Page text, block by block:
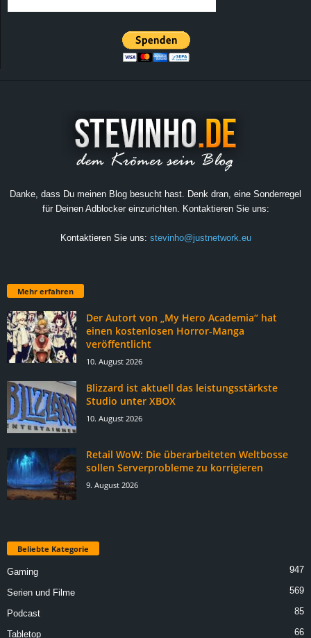
Danke, dass Du meinen Blog besucht hast. Denk dran, eine Sonderregel
für Deinen Adblocker einzurichten. Kontaktieren Sie uns:
Kontaktieren Sie uns: stevinho@justnetwork.eu
Mehr erfahren
Der Autort von „My Hero Academia“ hat
einen kostenlosen Horror-Manga
veröffentlicht
10. August 2026
Blizzard ist aktuell das leistungsstärkste
Studio unter XBOX
10. August 2026
Retail WoW: Die überarbeiteten Weltbosse
sollen Serverprobleme zu korrigieren
9. August 2026
Beliebte Kategorie
Gaming 947
Serien und Filme 569
Podcast 85
Tabletop 66